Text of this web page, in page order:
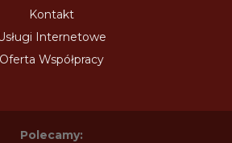
Kontakt
Internetowe
Oferta Współpracy
Polecamy: